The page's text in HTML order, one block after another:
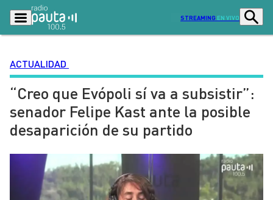
STREAMING EN VIVO
Podcasts Programas
Lo Último Actualidad
Ciudad
Radio en vivo Sostenibilidad
Tendencias Deportes
ACTUALIDAD
“Creo que Evópoli sí va a subsistir”:
senador Felipe Kast ante la posible
desaparición de su partido